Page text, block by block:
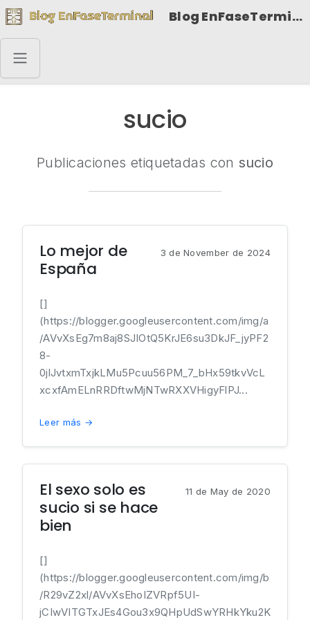
Blog EnFaseTerminal
sucio
Publicaciones etiquetadas con sucio
Lo mejor de
España
3 de November de 2024
[]
(https://blogger.googleusercontent.com/img/a
/AVvXsEg7m8aj8SJIOtQ5KrJE6su3DkJF_jyPF2
8-
0jlJvtxmTxjkLMu5Pcuu56PM_7_bHx59tkvVcL
xcxfAmELnRRDftwMjNTwRXXVHigyFlPJ...
Leer más →
El sexo solo es
sucio si se hace
bien
11 de May de 2020
[]
(https://blogger.googleusercontent.com/img/b
/R29vZ2xl/AVvXsEhoIZVRpf5UI-
jCIwVITGTxJEs4Gou3x9QHpUdSwYRHkYku2K